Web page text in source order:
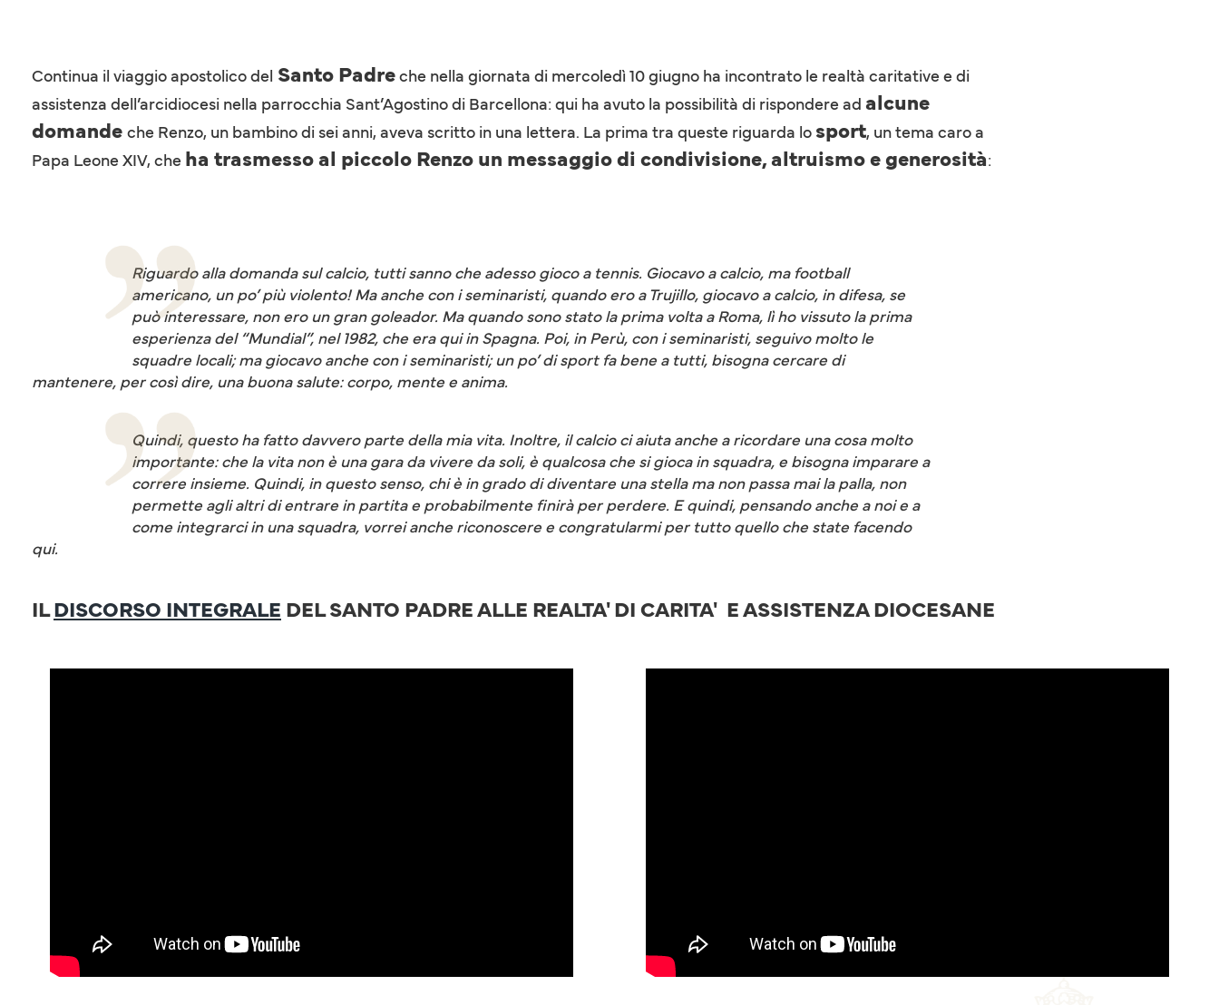
Continua il viaggio apostolico del Santo Padreche nella giornata di mercoledì 10 giugno ha incontrato le realtà caritative e di
assistenza dell’arcidiocesi nella parrocchia Sant’Agostino di Barcellona: qui ha avuto la possibilità di rispondere ad alcune
domande che Renzo, un bambino di sei anni, aveva scritto in una lettera. La prima tra queste riguarda lo sport, un tema caro a
Papa Leone XIV, che ha trasmesso al piccolo Renzo un messaggio di condivisione, altruismo e generosità:
Riguardo alla domanda sul calcio, tutti sanno che adesso gioco a tennis. Giocavo a calcio, ma football
americano, un po’ più violento! Ma anche con i seminaristi, quando ero a Trujillo, giocavo a calcio, in difesa, se
può interessare, non ero un gran goleador. Ma quando sono stato la prima volta a Roma, lì ho vissuto la prima
esperienza del “Mundial”, nel 1982, che era qui in Spagna. Poi, in Perù, con i seminaristi, seguivo molto le
squadre locali; ma giocavo anche con i seminaristi; un po’ di sport fa bene a tutti, bisogna cercare di
mantenere, per così dire, una buona salute: corpo, mente e anima.
Quindi, questo ha fatto davvero parte della mia vita. Inoltre, il calcio ci aiuta anche a ricordare una cosa molto
importante: che la vita non è una gara da vivere da soli, è qualcosa che si gioca in squadra, e bisogna imparare a
correre insieme. Quindi, in questo senso, chi è in grado di diventare una stella ma non passa mai la palla, non
permette agli altri di entrare in partita e probabilmente finirà per perdere. E quindi, pensando anche a noi e a
come integrarci in una squadra, vorrei anche riconoscere e congratularmi per tutto quello che state facendo
qui.
ILDISCORSO INTEGRALE DEL SANTO PADRE ALLE REALTA' DI CARITA' E ASSISTENZA DIOCESANE